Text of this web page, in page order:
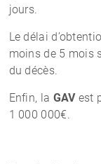
jours.
Le délai
moins de 5 mois
du décès.
Enfin, la GAVest
1 000 000€.